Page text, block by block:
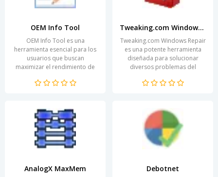
OEM Info Tool
OEM Info Tool es una
herramienta esencial para los
usuarios que buscan
maximizar el rendimiento de
está diseñado para
Tweaking.com Windows Repair
Tweaking.com Windows Repair
es una potente herramienta
diseñada para solucionar
diversos problemas del
manera eficaz. Esta...
AnalogX MaxMem Debotnet